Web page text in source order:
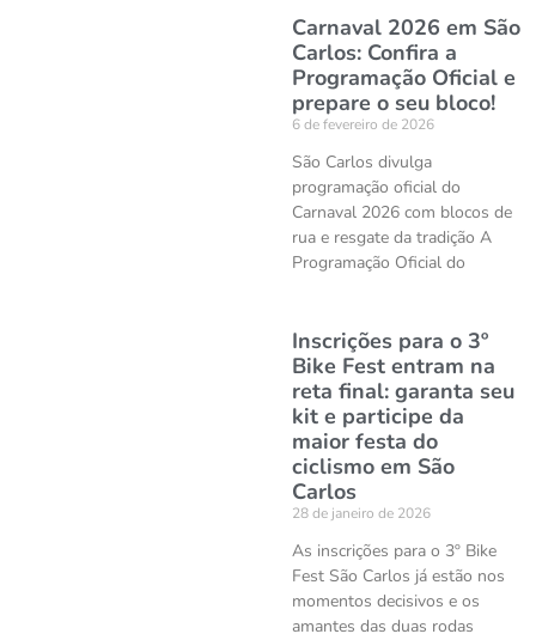
Carnaval 2026 em São
Carlos: Confira a
Programação Oficial e
prepare o seu bloco!
6 de fevereiro de 2026
São Carlos divulga
programação oficial do
Carnaval 2026 com blocos de
rua e resgate da tradição A
Programação Oficial do
Inscrições para o 3º
Bike Fest entram na
reta final: garanta seu
kit e participe da
maior festa do
ciclismo em São
Carlos
28 de janeiro de 2026
As inscrições para o 3º Bike
Fest São Carlos já estão nos
momentos decisivos e os
amantes das duas rodas